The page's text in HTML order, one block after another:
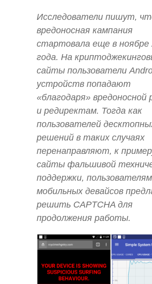
Исследователи пишут,
вредоносная кампания
стартовала еще в ноябре
года. На
сайты пользователи
устройств попадают
«благодаря» вредоносной
и редиректам. Тогда как
пользователей
решений в таких случаях
перенаправляют, к
сайты фальшивой
поддержки, пользователям
мобильных девайсов
решить CAPTCHA для
продолжения работы.